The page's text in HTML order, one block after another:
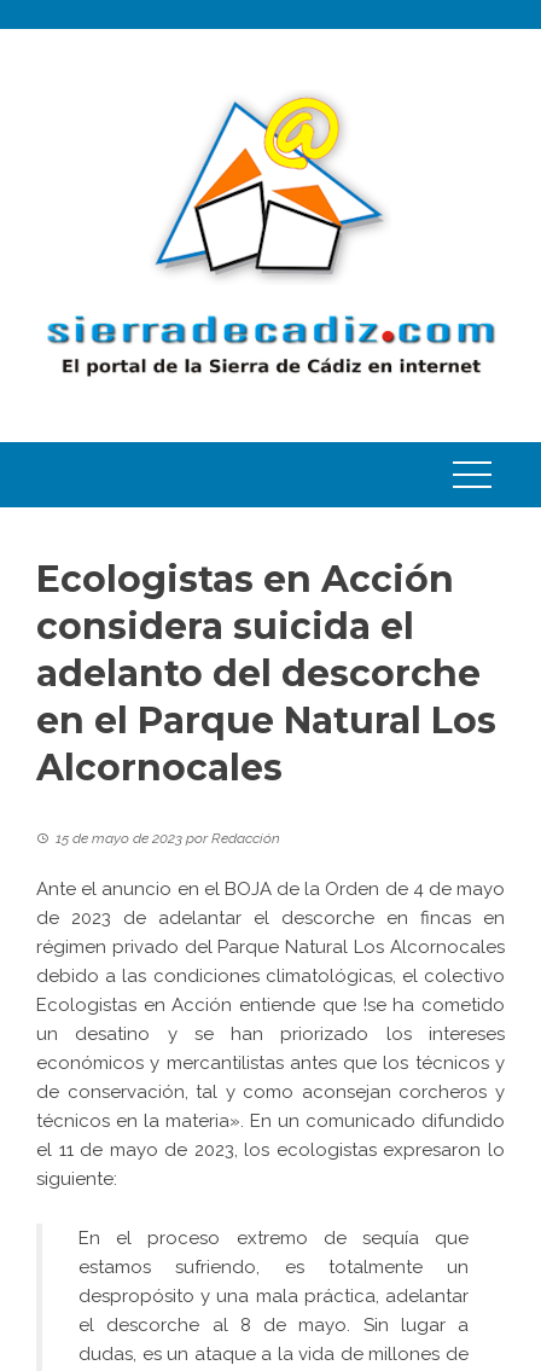
Ecologistas en Acción
considera suicida el
adelanto del descorche
en el Parque Natural Los
Alcornocales
15 de mayo de 2023 porRedacción
Ante el anuncio en el BOJA de la Orden de 4 de mayo
de 2023 de adelantar el descorche en fincas en
régimen privado del Parque Natural Los Alcornocales
debido a las condiciones climatológicas, el colectivo
Ecologistas en Acción entiende que !se ha cometido
un desatino y se han priorizado los intereses
económicos y mercantilistas antes que los técnicos y
de conservación, tal y como aconsejan corcheros y
técnicos en la materia». En un comunicado difundido
el 11 de mayo de 2023, los ecologistas expresaron lo
siguiente:
En el proceso extremo de sequía que
estamos sufriendo, es totalmente un
despropósito y una mala práctica, adelantar
el descorche al 8 de mayo. Sin lugar a
dudas, es un ataque a la vida de millones de